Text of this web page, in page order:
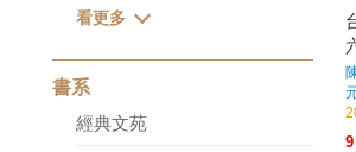
書系
經典文苑
9